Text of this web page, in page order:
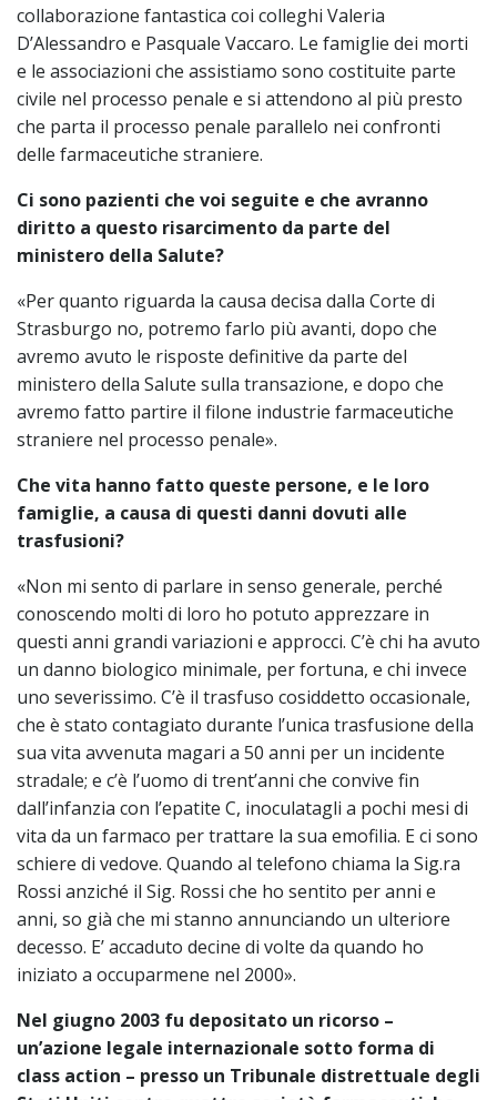
collaborazione fantastica coi colleghi Valeria
D’Alessandro e Pasquale Vaccaro. Le famiglie dei morti
e le associazioni che assistiamo sono costituite parte
civile nel processo penale e si attendono al più presto
che parta il processo penale parallelo nei confronti
delle farmaceutiche straniere.
Ci sono pazienti che voi seguite e che avranno
diritto a questo risarcimento da parte del
ministero della Salute?
«Per quanto riguarda la causa decisa dalla Corte di
Strasburgo no, potremo farlo più avanti, dopo che
avremo avuto le risposte definitive da parte del
ministero della Salute sulla transazione, e dopo che
avremo fatto partire il filone industrie farmaceutiche
straniere nel processo penale».
Che vita hanno fatto queste persone, e le loro
famiglie, a causa di questi danni dovuti alle
trasfusioni?
«Non mi sento di parlare in senso generale, perché
conoscendo molti di loro ho potuto apprezzare in
questi anni grandi variazioni e approcci. C’è chi ha avuto
un danno biologico minimale, per fortuna, e chi invece
uno severissimo. C’è il trasfuso cosiddetto occasionale,
che è stato contagiato durante l’unica trasfusione della
sua vita avvenuta magari a 50 anni per un incidente
stradale; e c’è l’uomo di trent’anni che convive fin
dall’infanzia con l’epatite C, inoculatagli a pochi mesi di
vita da un farmaco per trattare la sua emofilia. E ci sono
schiere di vedove. Quando al telefono chiama la Sig.ra
Rossi anziché il Sig. Rossi che ho sentito per anni e
anni, so già che mi stanno annunciando un ulteriore
decesso. E’ accaduto decine di volte da quando ho
iniziato a occuparmene nel 2000».
Nel giugno 2003 fu depositato un ricorso –
un’azione legale internazionale sotto forma di
class action – presso un Tribunale distrettuale degli